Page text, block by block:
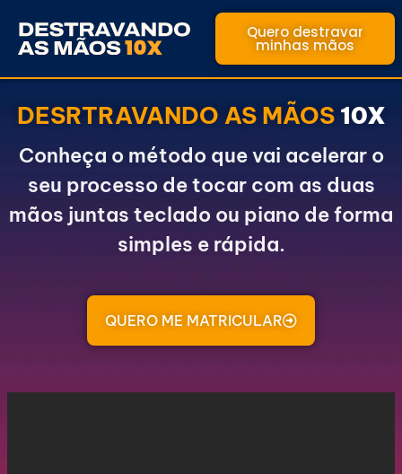
Quero destravar
minhas mãos
DESRTRAVANDO AS MÃOS 10X
Conheça o método que vai acelerar o
seu processo de tocar com as duas
mãos juntas teclado ou piano de forma
simples e rápida.
QUERO ME MATRICULAR